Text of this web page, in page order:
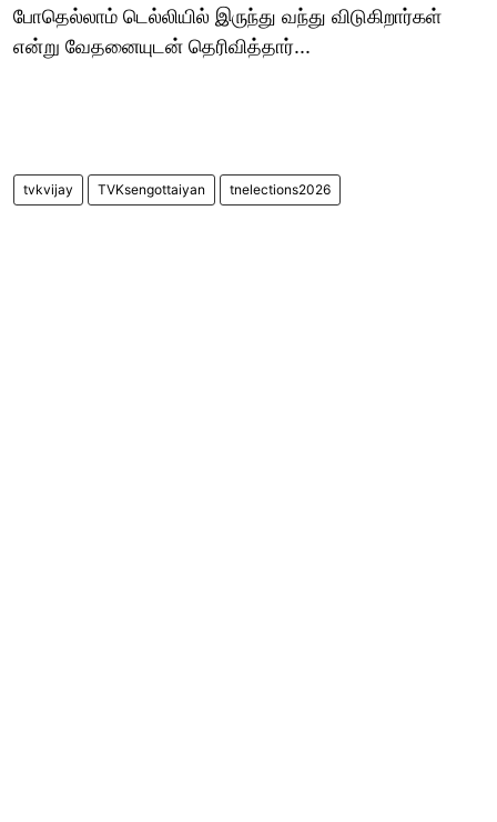
போதெல்லாம் டெல்லியில் இருந்து வந்து விடுகிறார்கள்
என்று வேதனையுடன் தெரிவித்தார்...
tvkvijay TVKsengottaiyan tnelections2026